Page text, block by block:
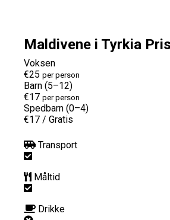
Maldivene i Tyrkia Pris
Voksen
€25 per person
Barn (5–12)
€17 per person
Spedbarn (0–4)
€17 / Gratis
Transport
Måltid
Drikke